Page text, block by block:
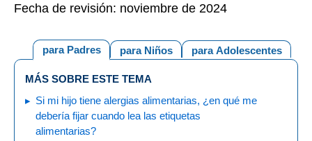
Fecha de revisión: noviembre de 2024
para Adolescentes
para Niños
para Padres
MÁS SOBRE ESTE TEMA
Si mi hijo tiene alergias alimentarias, ¿en qué me
debería fijar cuando lea las etiquetas
alimentarias?